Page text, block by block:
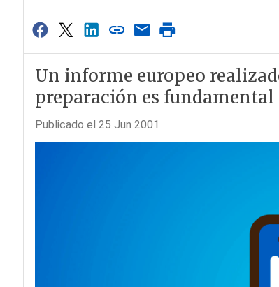
Un informe europeo
preparación es fundamental
Publicado el 25 Jun 2001